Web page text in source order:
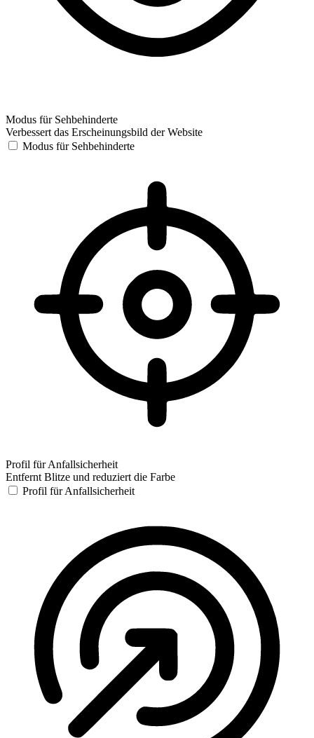
Modus für Sehbehinderte
Verbessert das Erscheinungsbild der Website
Modus für Sehbehinderte
Profil für Anfallsicherheit
Entfernt Blitze und reduziert die Farbe
Profil für Anfallsicherheit